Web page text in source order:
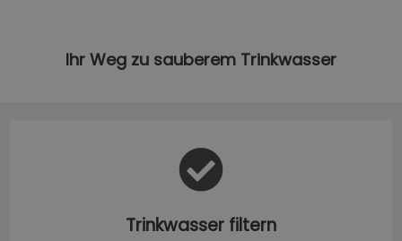
Ihr Weg zu sauberem Trinkwasser
Trinkwasser filtern